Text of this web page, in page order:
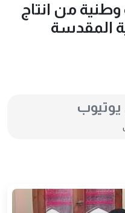
من انتاج
المقدسة